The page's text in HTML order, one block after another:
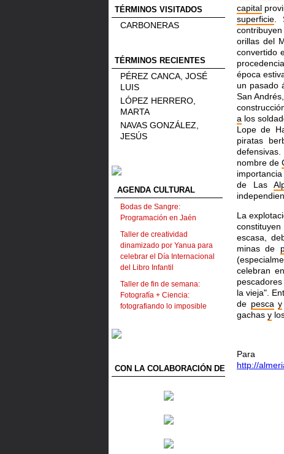
TÉRMINOS VISITADOS
CARBONERAS
TÉRMINOS RECIENTES
PÉREZ CANCA, JOSÉ
LUIS
LÓPEZ HERRERO,
MARTA
NAVAS GONZÁLEZ,
JESÚS
AGENDA CULTURAL
Bodas de Sangre:
Programación en Jaén
Taller de creatividad
dinamizado por Yanua para
celebrar el Día Internacional
del Libro Infantil
Taller de fin de semana:
Fotografía + Ciencia:
fotografiando lo imposible
CON LA COLABORACIÓN DE
capital
superficie .
orillas del
convertido
procedencia
época
un pasado
San
a los
Lope de
piratas
defensivas.
nombre de
de Las
La
constituyen
escasa,
minas de
celebran
la vieja".
de pesca y
gachas y
Para
http://